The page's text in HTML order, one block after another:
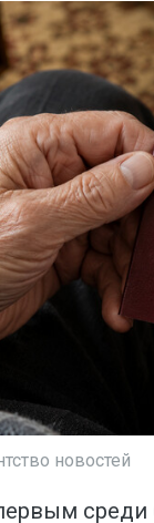
новостей
среди